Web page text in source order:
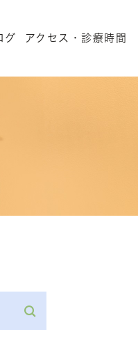
グ アクセス・診療時間